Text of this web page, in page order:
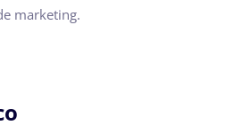
marketing.